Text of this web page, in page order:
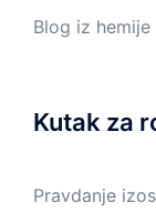
Blog iz hemije
Kutak za
Pravdanje